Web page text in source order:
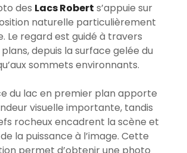
des Lacs Robert s’appuie sur
naturelle particulièrement
Le regard est guidé à travers
depuis la surface gelée du
sommets environnants.
du lac en premier plan apporte
visuelle importante, tandis
rocheux encadrent la scène et
la puissance à l’image. Cette
permet d’obtenir une photo